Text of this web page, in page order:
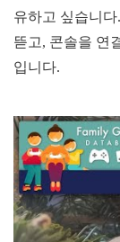
유하고 싶습니
뜯고, 콘솔을 연
입니다.